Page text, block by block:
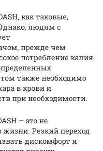
как таковые,
людям с
прежде чем
потребление калия
также необходимо
в крови и
при необходимости.
– это не
жизни. Резкий переход
дискомфорт и